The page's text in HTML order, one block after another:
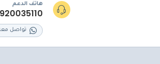
هاتف الدعم
920035110
تواصل